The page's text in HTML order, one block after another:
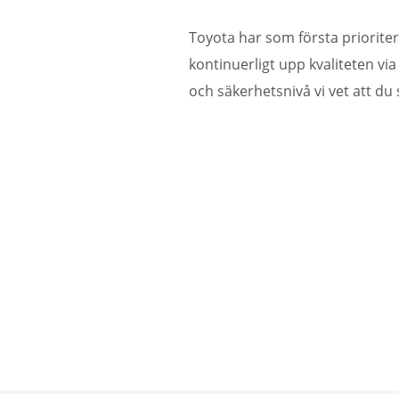
Toyota har som första
kontinuerligt upp kvaliteten
och säkerhetsnivå vi vet att